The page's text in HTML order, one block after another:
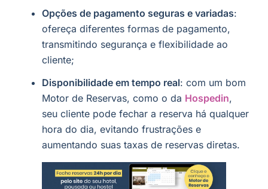
Opções de pagamento seguras e variadas:
ofereça diferentes formas de pagamento,
transmitindo segurança e flexibilidade ao
cliente;
Disponibilidade em tempo real: com um bom
Motor de Reservas, como o da Hospedin,
seu cliente pode fechar a reserva há qualquer
hora do dia, evitando frustrações e
aumentando suas taxas de reservas diretas.